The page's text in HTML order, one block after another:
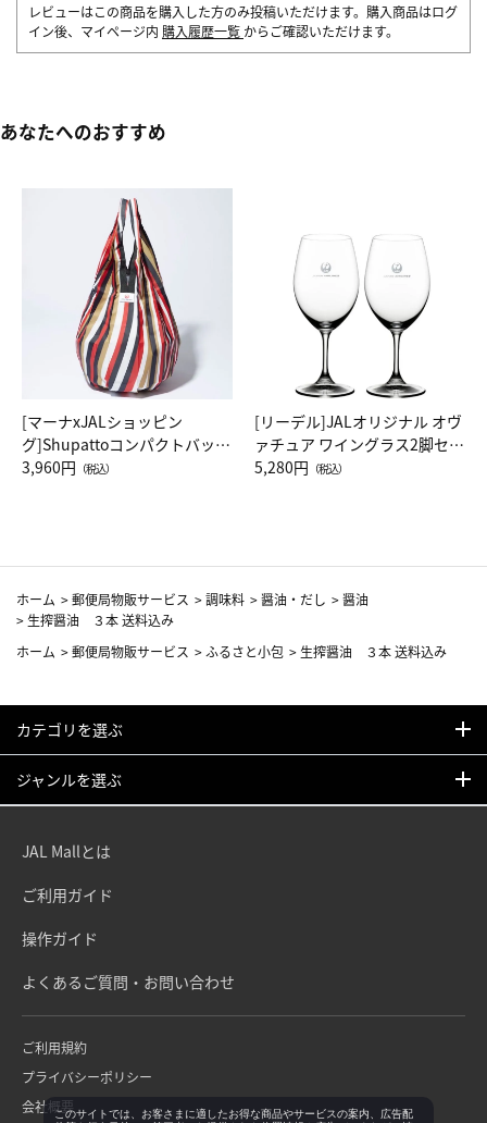
レビューはこの商品を購入した方のみ投稿いただけます。購入商品はログ
イン後、マイページ内 購入履歴一覧 からご確認いただけます。
あなたへのおすすめ
[マーナxJALショッピン
グ]Shupattoコンパクトバッグ
Drop JAL客室乗務員（LC）ス
3,960円 （税込）
[リーデル]JALオリジナル オヴ
ァチュア ワイングラス2脚セッ
ト（レッドワイン）
5,280円 （税込）
ホーム >郵便局物販サービス >調味料 >醤油・だし >醤油
> 生搾醤油 ３本 送料込み
ホーム >郵便局物販サービス >ふるさと小包 > 生搾醤油 ３本 送料込み
カテゴリを選ぶ
ジャンルを選ぶ
JAL Mallとは
ご利用ガイド
操作ガイド
よくあるご質問・お問い合わせ
ご利用規約
プライバシーポリシー
会社概要このサイトでは、お客さまに適したお得な商品やサービスの案内、広告配